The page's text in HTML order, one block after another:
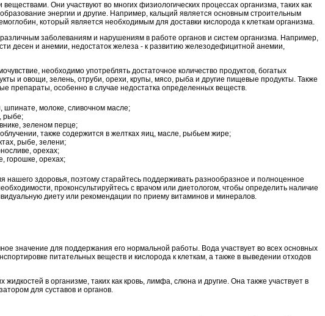
Они участвуют во многих физиологических процессах организма, таких как
энергии и другие. Например, кальций является основным строительным
который является необходимым для доставки кислорода к клеткам организма.
заболеваниям и нарушениям в работе органов и систем организма. Например,
десен и анемии, недостаток железа - к развитию железодефицитной анемии,
необходимо употреблять достаточное количество продуктов, богатых
и овощи, зелень, отруби, орехи, крупы, мясо, рыба и другие пищевые продукты. Также
препараты, особенно в случае недостатка определенных веществ.
шпинате, молоке, сливочном масле;
рыбе;
зеленом перце;
также содержится в желтках яиц, масле, рыбьем жире;
рыбе, зелени;
орехах;
горошке, орехах;
нашего здоровья, поэтому старайтесь поддерживать разнообразное и полноценное
проконсультируйтесь с врачом или диетологом, чтобы определить наличие
диету или рекомендации по приему витаминов и минералов.
значение для поддержания его нормальной работы. Вода участвует во всех основных
питательных веществ и кислорода к клеткам, а также в выведении отходов
в организме, таких как кровь, лимфа, слюна и другие. Она также участвует в
для суставов и органов.